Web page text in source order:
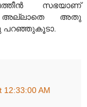
സഭയാണ്
അല്ലാതെ അതു
പറഞ്ഞുകൂടാ.
12:33:00 AM